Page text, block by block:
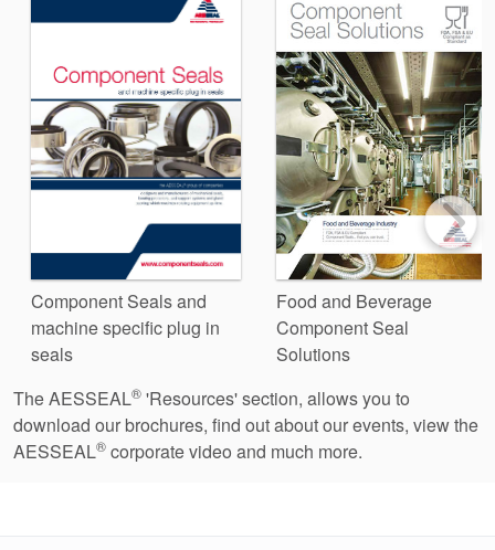
Component Seals and
machine specific plug in
seals
Food and Beverage
Component Seal
Solutions
The AESSEAL® 'Resources' section, allows you to
download our brochures, find out about our events, view the
AESSEAL® corporate video and much more.